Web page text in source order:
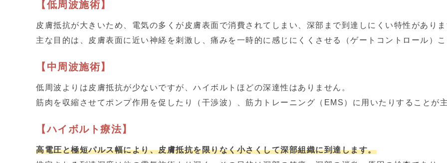
【低周波施術】
皮膚抵抗が大きいため、電気の多くが皮膚表面で消費されてしまい、深部まで到達しにくい特性があり
主な目的は、皮膚表面に近い神経を刺激し、痛みを一時的に感じにくくさせる（ゲートコントロール）
【中周波施術】
低周波よりは皮膚抵抗が少ないですが、ハイボルトほどの深達性はありません。
筋肉を収縮させてポンプ作用を促したり（干渉波）、筋力トレーニング（EMS）に用いたりすることが
【ハイボルト療法】
高電圧と極短パルス幅により、皮膚抵抗を限りなく小さくして深部組織に到達します。